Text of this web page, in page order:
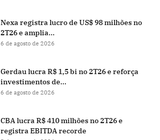
Nexa registra lucro de US$ 98 milhões no
2T26 e amplia...
6 de agosto de 2026
Gerdau lucra R$ 1,5 bi no 2T26 e reforça
investimentos de...
6 de agosto de 2026
CBA lucra R$ 410 milhões no 2T26 e
registra EBITDA recorde